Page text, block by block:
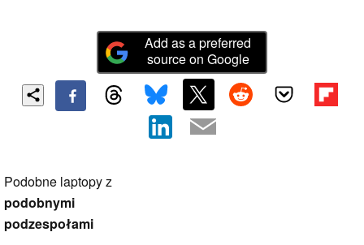
Add as a preferred
source on Google
Podobne laptopy z
podobnymi
podzespołami